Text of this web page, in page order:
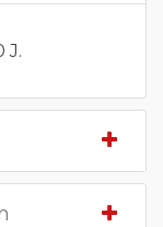
J.